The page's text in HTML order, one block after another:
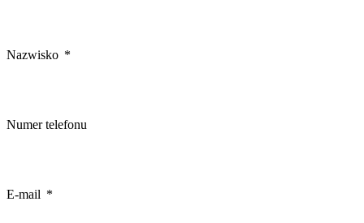
Nazwisko
Numer telefonu
E-mail